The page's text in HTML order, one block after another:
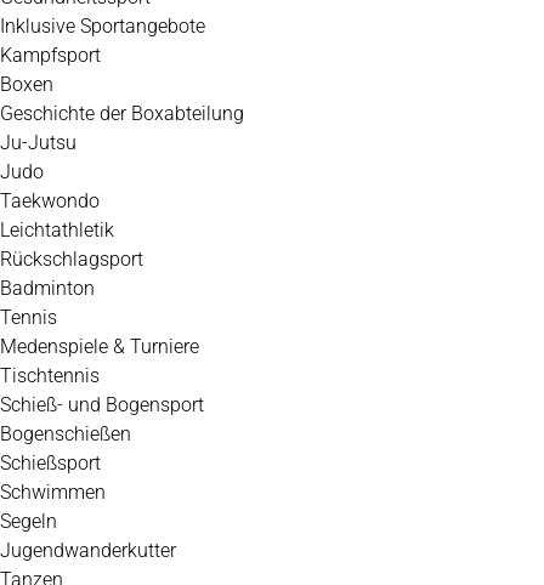
Inklusive Sportangebote
Kampfsport
Boxen
Geschichte der Boxabteilung
Ju-Jutsu
Judo
Taekwondo
Leichtathletik
Rückschlagsport
Badminton
Tennis
Medenspiele & Turniere
Tischtennis
Schieß- und Bogensport
Bogenschießen
Schießsport
Schwimmen
Segeln
Jugendwanderkutter
Tanzen